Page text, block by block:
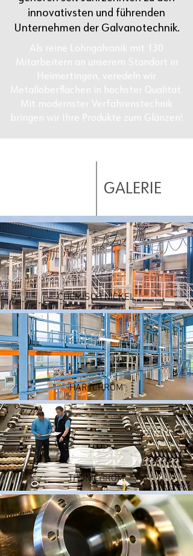
innovativsten und führenden
Unternehmen der Galvanotechnik.
Als reine Lohngalvanik mit 130
Mitarbeitern an unserem Standort in
Heimertingen, veredeln wir
Metalloberflächen in höchster Qualität.
Mit modernster Verfahrenstechnik
bringen wir Ihre Produkte zum Glänzen!
GALERIE
CHEMISCH NICKEL
HARTCHROM
THONICHROM